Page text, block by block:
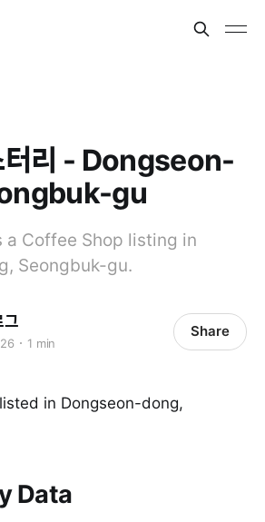
터리 - Dongseon-
gu
a Coffee Shop listing in
Seongbuk-gu.
그
1 min
Share
listed in Dongseon-dong,
Data